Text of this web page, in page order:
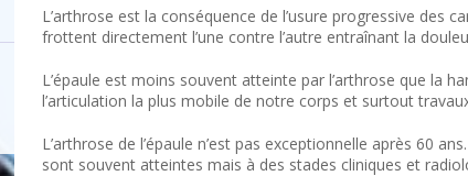
L’arthrose est la conséquence de l’usure progressive des
frottent directement l’une contre l’autre entraînant la
L’épaule est moins souvent atteinte par l’arthrose que la
l’articulation la plus mobile de notre corps et surtout
L’arthrose de l’épaule n’est pas exceptionnelle après 60
sont souvent atteintes mais à des stades cliniques et